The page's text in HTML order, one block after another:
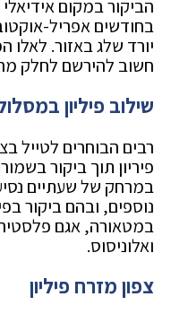
הביקור במקום
בחודשים אפריל-
יורד שלג באזור. לאלו
חשוב להירשם לחלק
שילוב פיליון במסלול
רבים הבוחרים לטייל
פיריון תוך ביקור
במרחק של שעתיים
נוספים, ובהם ביקור
במטאורה, אגם
ואלוניסוס.
צפון מזרח פיליון